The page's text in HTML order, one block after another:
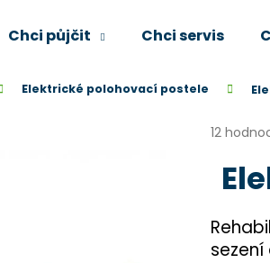
Chci půjčit Chci servis
Elektrické polohovací postele
produktu
z
5
12
Co potřebujete najít?